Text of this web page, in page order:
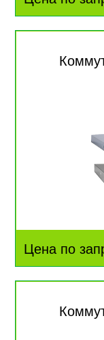
Цена по